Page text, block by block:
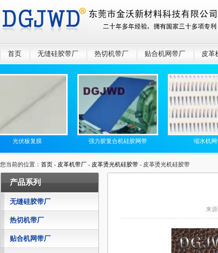
首页 无缝硅胶带厂 热切机带厂 贴合机网带厂 皮革
光伏板复膜 强力胶复合机硅胶网带 缩水机网带
您当前的位置： 首页 - 皮革机带厂 - 皮革烫光机硅胶带 - 皮革烫光机硅胶带
产品系列
无缝硅胶带厂
热切机带厂
贴合机网带厂
来